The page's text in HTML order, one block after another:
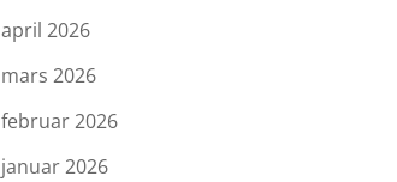
april 2026
mars 2026
februar 2026
januar 2026